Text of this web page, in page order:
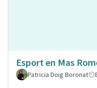
Esport en Mas
Patricia Doig Boronat